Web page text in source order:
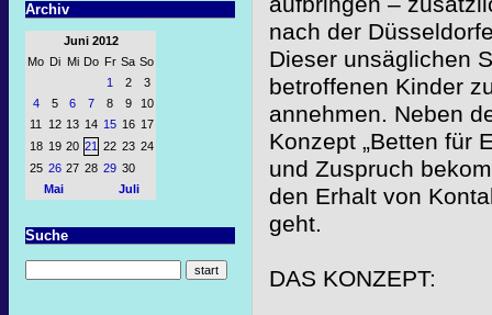
Archiv
Juni 2012
Mo Di Mi Do Fr Sa So
1
2
3
4
5 6 7 8 9
10
11
12 13 14 15 16 17
18 19 20 21 22 23 24
25 26 27 28 29 30
Mai
Juli
Suche
nach der
Dieser unsäglichen
betroffenen Kinder
annehmen. Neben
Konzept „Betten für
und Zuspruch
den Erhalt von
geht.
DAS KONZEPT: